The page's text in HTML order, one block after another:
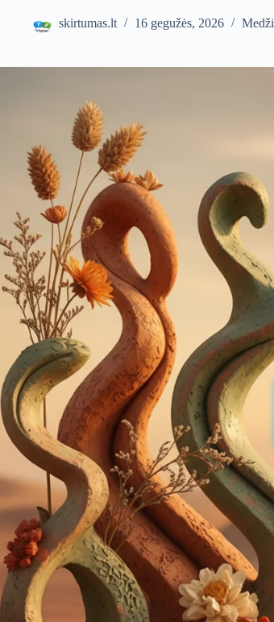
skirtumas.lt 16 gegužės, 2026